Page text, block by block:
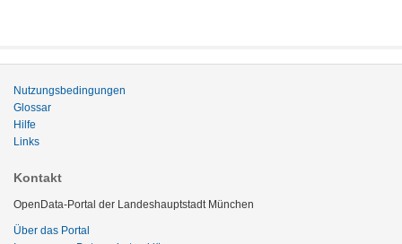
Nutzungsbedingungen
Glossar
Hilfe
Links
Kontakt
OpenData-Portal der Landeshauptstadt München
Über das Portal